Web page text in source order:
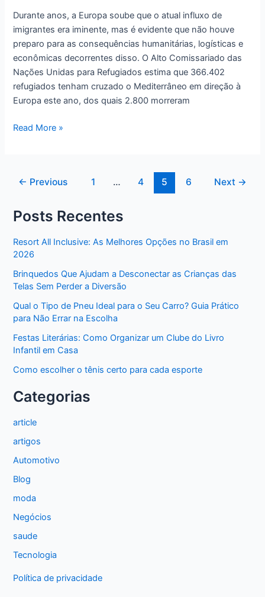
Durante anos, a Europa soube que o atual influxo de
imigrantes era iminente, mas é evidente que não houve
preparo para as consequências humanitárias, logísticas e
econômicas decorrentes disso. O Alto Comissariado das
Nações Unidas para Refugiados estima que 366.402
refugiados tenham cruzado o Mediterrâneo em direção à
Europa este ano, dos quais 2.800 morreram
A
na
equilibrando
com
ganhos
de
longo
Read More »
← Previous 1 … 4 5 6 Next →
Posts Recentes
Resort All Inclusive: As Melhores Opções no Brasil em
2026
Brinquedos Que Ajudam a Desconectar as Crianças das
Telas Sem Perder a Diversão
Qual o Tipo de Pneu Ideal para o Seu Carro? Guia Prático
para Não Errar na Escolha
Festas Literárias: Como Organizar um Clube do Livro
Infantil em Casa
Como escolher o tênis certo para cada esporte
Categorias
article
artigos
Automotivo
Blog
moda
Negócios
saude
Tecnologia
Política de privacidade